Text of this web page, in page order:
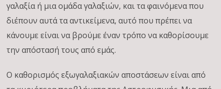
γαλαξία ή μια ομάδα γαλαξιών, και τα φαινόμενα που
διέπουν αυτά τα αντικείμενα, αυτό που πρέπει να
κάνουμε είναι να βρούμε έναν τρόπο να καθορίσουμε
την απόστασή τους από εμάς.
Ο καθορισμός εξωγαλαξιακών αποστάσεων είναι από